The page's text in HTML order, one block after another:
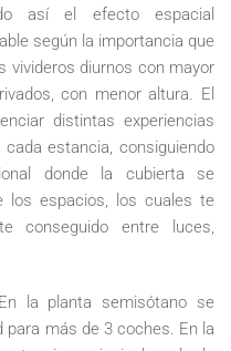
así el efecto espacial
según la importancia que
vivideros diurnos con mayor
con menor altura. El
distintas experiencias
estancia, consiguiendo
donde la cubierta se
los espacios, los cuales te
conseguido entre luces,
la planta semisótano se
para más de 3 coches. En la